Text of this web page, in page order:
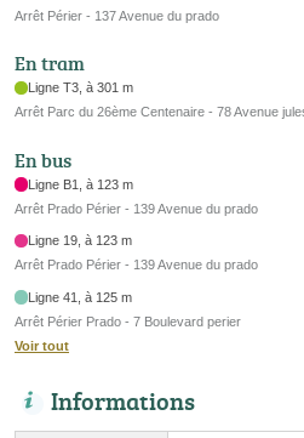
Arrêt Périer - 137 Avenue du prado
En tram
Ligne T3, à 301 m
Arrêt Parc du 26ème Centenaire - 78 Avenue
En bus
Ligne B1, à 123 m
Arrêt Prado Périer - 139 Avenue du prado
Ligne 19, à 123 m
Arrêt Prado Périer - 139 Avenue du prado
Ligne 41, à 125 m
Arrêt Périer Prado - 7 Boulevard perier
Voir tout
Informations